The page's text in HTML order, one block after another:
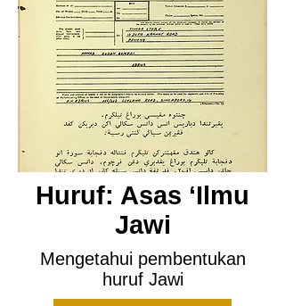
Huruf: Asas ‘Ilmu
Jawi
Mengetahui pembentukan
huruf Jawi